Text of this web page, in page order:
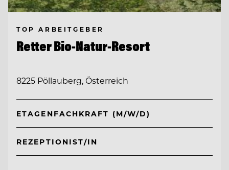
TOP ARBEITGEBER
Retter Bio-Natur-Resort
8225 Pöllauberg, Österreich
ETAGENFACHKRAFT (M/W/D)
REZEPTIONIST/IN